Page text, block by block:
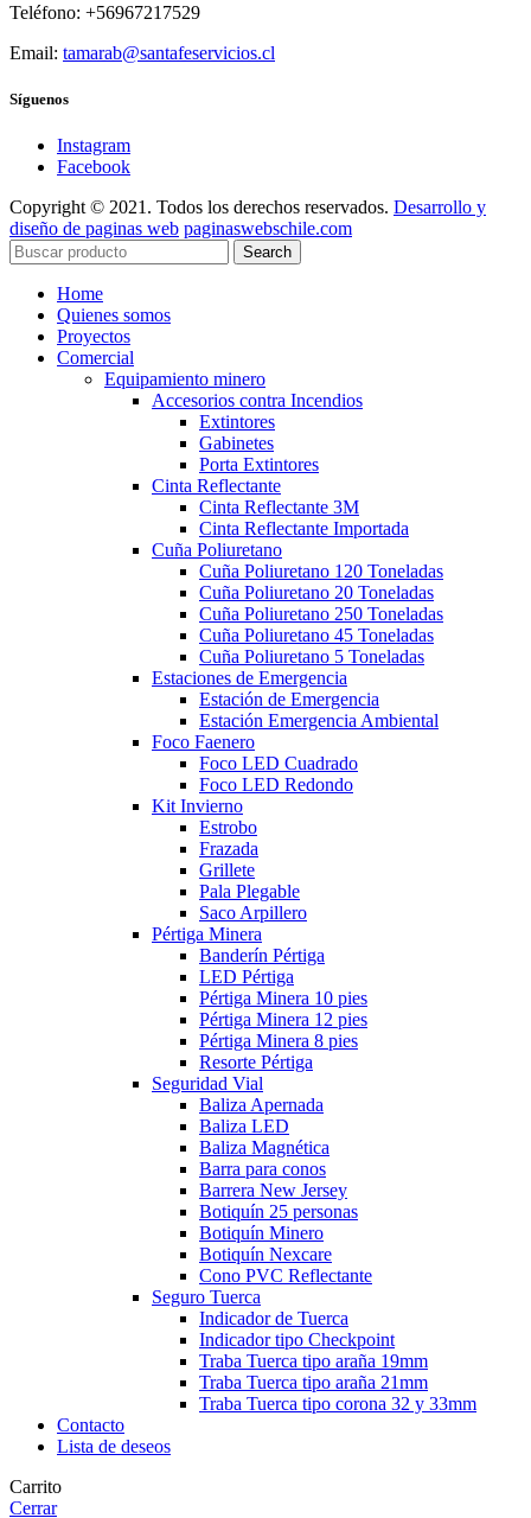
Teléfono: +56967217529
Email: tamarab@santafeservicios.cl
Síguenos
Instagram
Facebook
Copyright © 2021. Todos los derechos reservados. Desarrollo y
diseño de paginas web paginaswebschile.com
Search
Home
Quienes somos
Proyectos
Comercial
Equipamiento minero
Accesorios contra Incendios
Extintores
Gabinetes
Porta Extintores
Cinta Reflectante
Cinta Reflectante 3M
Cinta Reflectante Importada
Cuña Poliuretano
Cuña Poliuretano 120 Toneladas
Cuña Poliuretano 20 Toneladas
Cuña Poliuretano 250 Toneladas
Cuña Poliuretano 45 Toneladas
Cuña Poliuretano 5 Toneladas
Estaciones de Emergencia
Estación de Emergencia
Estación Emergencia Ambiental
Foco Faenero
Foco LED Cuadrado
Foco LED Redondo
Kit Invierno
Estrobo
Frazada
Grillete
Pala Plegable
Saco Arpillero
Pértiga Minera
Banderín Pértiga
LED Pértiga
Pértiga Minera 10 pies
Pértiga Minera 12 pies
Pértiga Minera 8 pies
Resorte Pértiga
Seguridad Vial
Baliza Apernada
Baliza LED
Baliza Magnética
Barra para conos
Barrera New Jersey
Botiquín 25 personas
Botiquín Minero
Botiquín Nexcare
Cono PVC Reflectante
Seguro Tuerca
Indicador de Tuerca
Indicador tipo Checkpoint
Traba Tuerca tipo araña 19mm
Traba Tuerca tipo araña 21mm
Traba Tuerca tipo corona 32 y 33mm
Contacto
Lista de deseos
Carrito
Cerrar